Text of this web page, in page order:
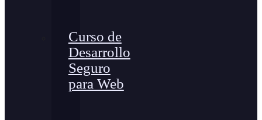
Curso de
Desarrollo
Seguro
para Web